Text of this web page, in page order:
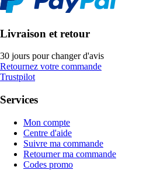
Livraison et retour
30 jours pour changer d'avis
Retournez votre commande
Trustpilot
Services
Mon compte
Centre d'aide
Suivre ma commande
Retourner ma commande
Codes promo